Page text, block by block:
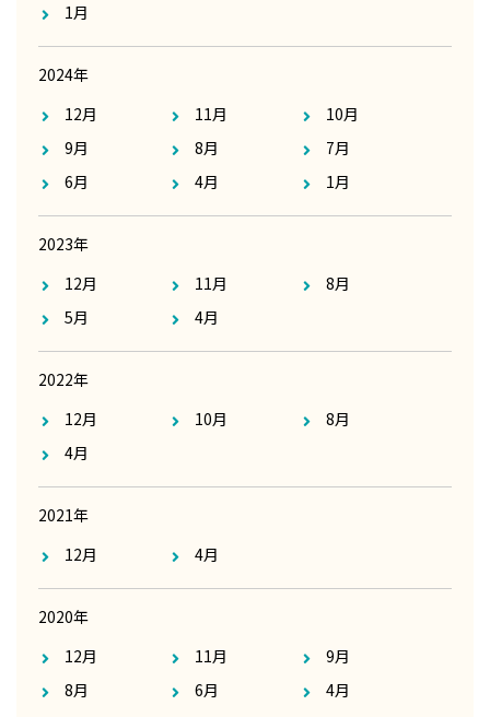
1月
2024年
12月
11月
10月
9月
8月
7月
6月
4月 1月
2023年
12月
11月
8月
5月
4月
2022年
12月
10月
8月
4月
2021年
12月
4月
2020年
12月
11月
9月
8月
6月 4月